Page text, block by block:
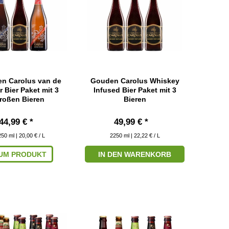
Carolus van de
Bier Paket mit 3
Bieren
€ *
ml | 20,00 € / L
PRODUKT
Gouden Carolus Whiskey
Infused Bier Paket mit 3
Bieren
49,99 € *
2250 ml | 22,22 € / L
IN DEN WARENKORB